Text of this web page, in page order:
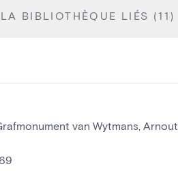
BIBLIOTHÈQUE LIÉS (11)
van Wytmans, Arnout